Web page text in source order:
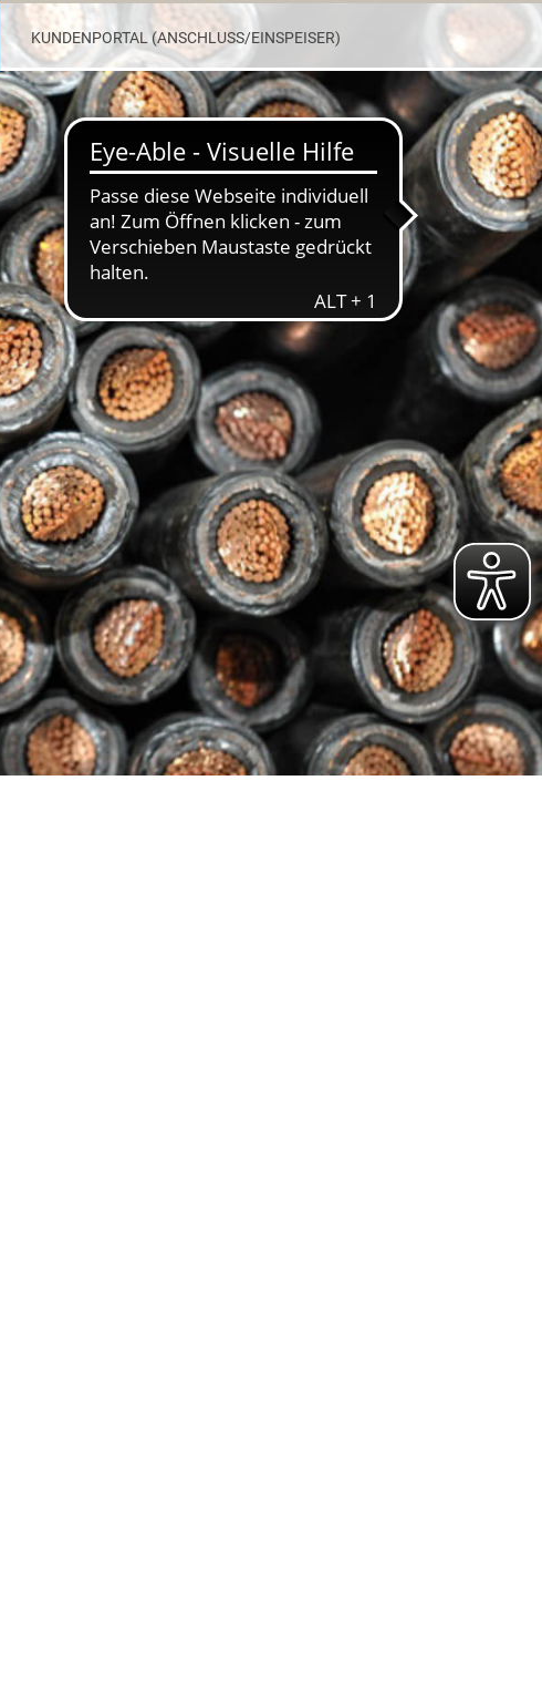
KUNDENPORTAL (ANSCHLUSS/EINSPEISER)